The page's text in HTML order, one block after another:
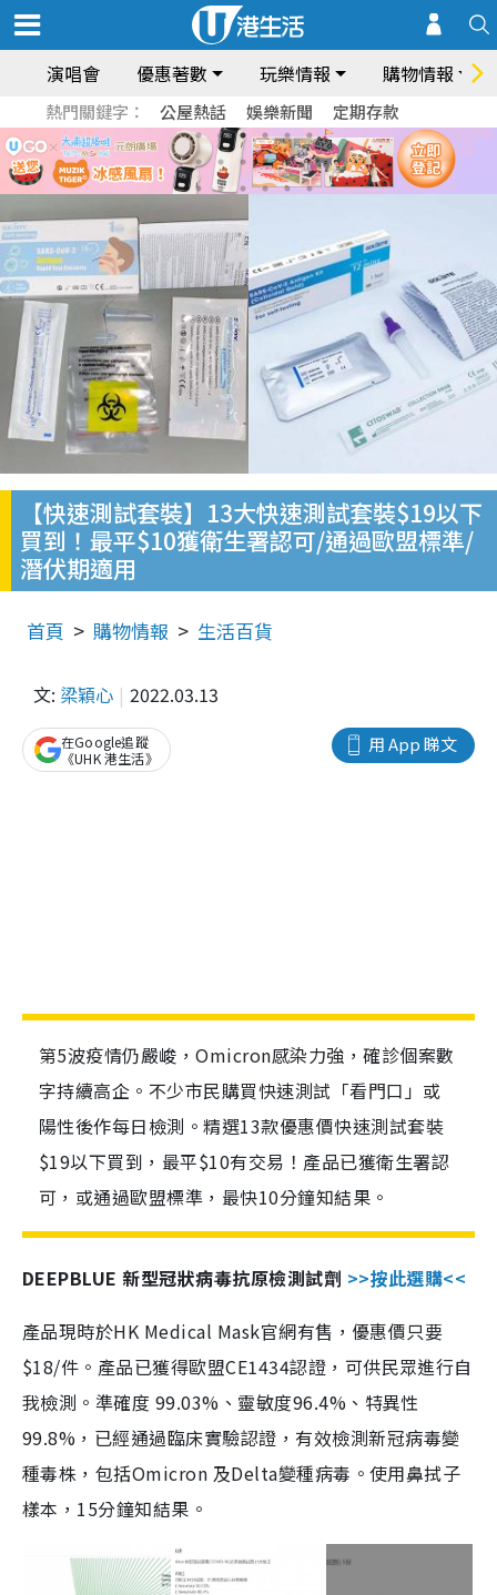
演唱會 優惠著數 玩樂情報 購物情報
熱門關鍵字： 公屋熱話 娛樂新聞 定期存款
【快速測試套裝】13大快速測試套裝$19以下
買到！最平$10獲衛生署認可/通過歐盟標準/
潛伏期適用
首頁 購物情報 生活百貨
文: 梁穎心 2022.03.13
用 App 睇文
在Google追蹤
《UHK 港生活》
第5波疫情仍嚴峻，Omicron感染力強，確診個案數
字持續高企。不少市民購買快速測試「看門口」或
陽性後作每日檢測。精選13款優惠價快速測試套裝
$19以下買到，最平$10有交易！產品已獲衛生署認
可，或通過歐盟標準，最快10分鐘知結果。
DEEPBLUE 新型冠狀病毒抗原檢測試劑 >>按此選購<<
產品現時於HK Medical Mask官網有售，優惠價只要
$18/件。產品已獲得歐盟CE1434認證，可供民眾進行自
我檢測。準確度 99.03%、靈敏度96.4%、特異性
99.8%，已經通過臨床實驗認證，有效檢測新冠病毒變
種毒株，包括Omicron 及Delta變種病毒。使用鼻拭子
樣本，15分鐘知結果。